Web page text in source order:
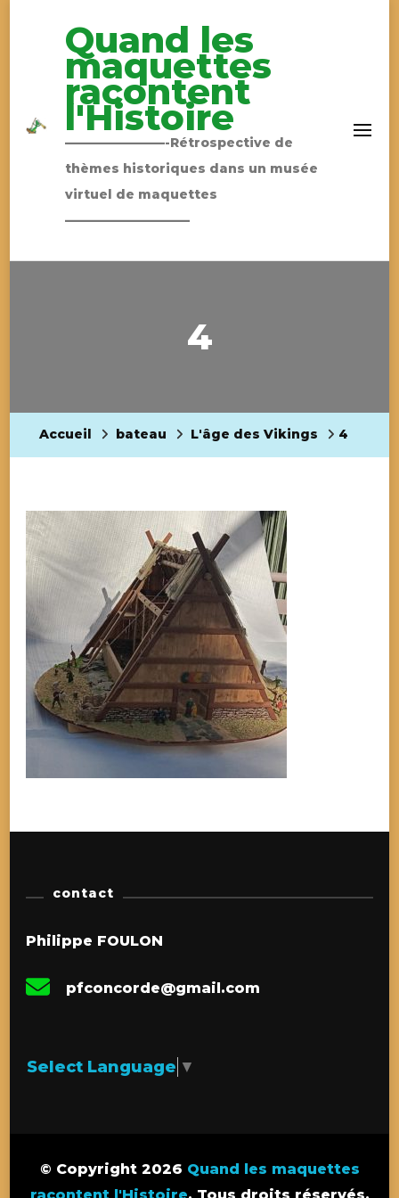
Quand les
maquettes
racontent
l'Histoire
————————-Rétrospective de
thèmes historiques dans un musée
virtuel de maquettes
——————————
4
Accueil bateau L'âge des Vikings 4
contact
Philippe FOULON
pfconcorde@gmail.com
Select Language ▼
© Copyright 2026 Quand les maquettes